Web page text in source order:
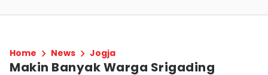
Home News Jogja
Makin Banyak Warga Srigading